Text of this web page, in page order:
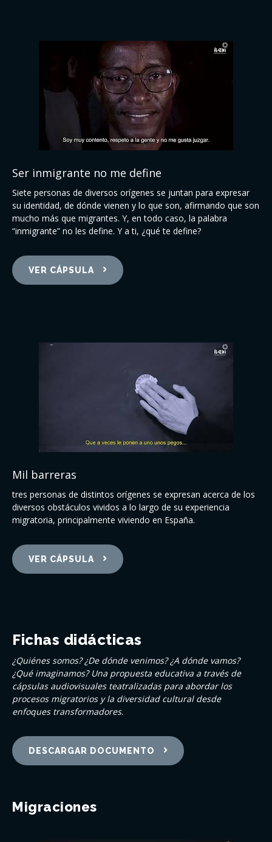
Ser inmigrante no me define
Siete personas de diversos orígenes se juntan para expresar
su identidad, de dónde vienen y lo que son, afirmando que son
mucho más que migrantes. Y, en todo caso, la palabra
“inmigrante” no les define. Y a ti, ¿qué te define?
VER CÁPSULA
Mil barreras
tres personas de distintos orígenes se expresan acerca de los
diversos obstáculos vividos a lo largo de su experiencia
migratoria, principalmente viviendo en España.
VER CÁPSULA
Fichas didácticas
¿Quiénes somos? ¿De dónde venimos? ¿A dónde vamos?
¿Qué imaginamos? Una propuesta educativa a través de
cápsulas audiovisuales teatralizadas para abordar los
procesos migratorios y la diversidad cultural desde
enfoques transformadores.
DESCARGAR DOCUMENTO
Migraciones